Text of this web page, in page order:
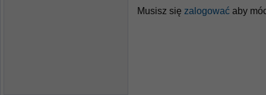
Musisz się zalogować aby